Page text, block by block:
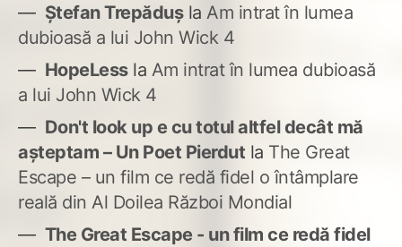
Ștefan Trepădușla Am intrat în lumea
dubioasă a lui John Wick 4
HopeLessla Am intrat în lumea dubioasă
a lui John Wick 4
Don't look up e cu totul altfel decât mă
așteptam – Un Poet Pierdut la The Great
Escape – un film ce redă fidel o întâmplare
reală din Al Doilea Război Mondial
The Great Escape - un film ce redă fidel